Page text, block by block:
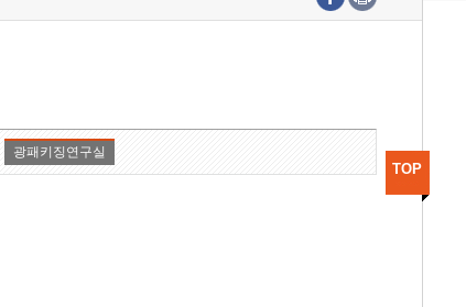
기획본부
광패키징연구실
TOP